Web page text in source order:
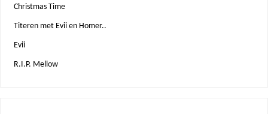
Christmas Time
Titeren met Evii en Homer..
Evii
R.I.P. Mellow